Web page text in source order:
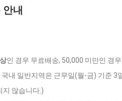
내
인 경우 무료배송, 50,000 미만인 경
내 일반지역은 근무일(월-금) 기준
지 않습니다.)